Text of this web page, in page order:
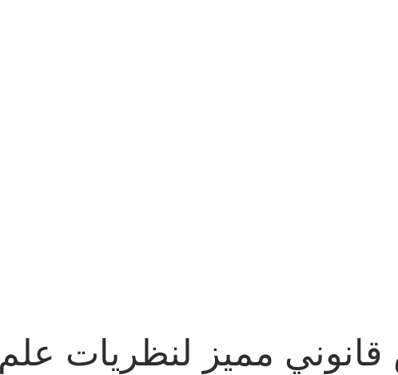
مميز لنظريات علم